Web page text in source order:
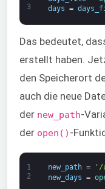
3
days =
Das bedeutet,
erstellt haben.
den Speicherort
auch die neue
der new_path-
der open() -
1
2
new_path =
'/
new_days =